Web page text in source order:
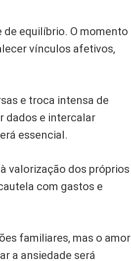
equilíbrio. O momento
vínculos afetivos,
e troca intensa de
dados e intercalar
essencial.
valorização dos próprios
com gastos e
familiares, mas o amor
a ansiedade será